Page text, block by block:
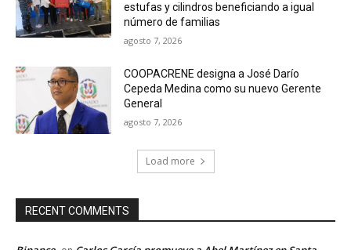
estufas y cilindros beneficiando a igual
número de familias
agosto 7, 2026
COOPACRENE designa a José Darío
Cepeda Medina como su nuevo Gerente
General
agosto 7, 2026
Load more
RECENT COMMENTS